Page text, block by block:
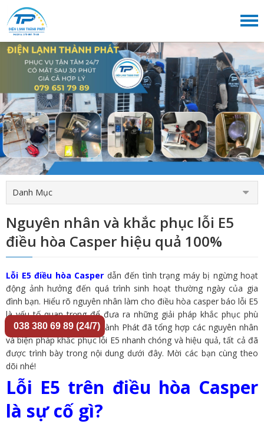
Danh Mục
Nguyên nhân và khắc phục lỗi E5
điều hòa Casper hiệu quả 100%
Lỗi E5 điều hòa Casper dẫn đến tình trạng máy bị ngừng hoạt
động ảnh hưởng đến quá trình sinh hoạt thường ngày của gia
đình bạn. Hiểu rõ nguyên nhân làm cho điều hòa casper báo lỗi E5
là yếu tố quan trọng để đưa ra những giải pháp khắc phục phù
hợp. Vì vậy, Điện Lạnh Thành Phát đã tổng hợp các nguyên nhân
và biện pháp khắc phục lỗi E5 nhanh chóng và hiệu quả, tất cả đã
được trình bày trong nội dung dưới đây. Mời các bạn cùng theo
dõi nhé!
Lỗi E5 trên điều hòa Casper
là sự cố gì?
038 380 69 89 (24/7)